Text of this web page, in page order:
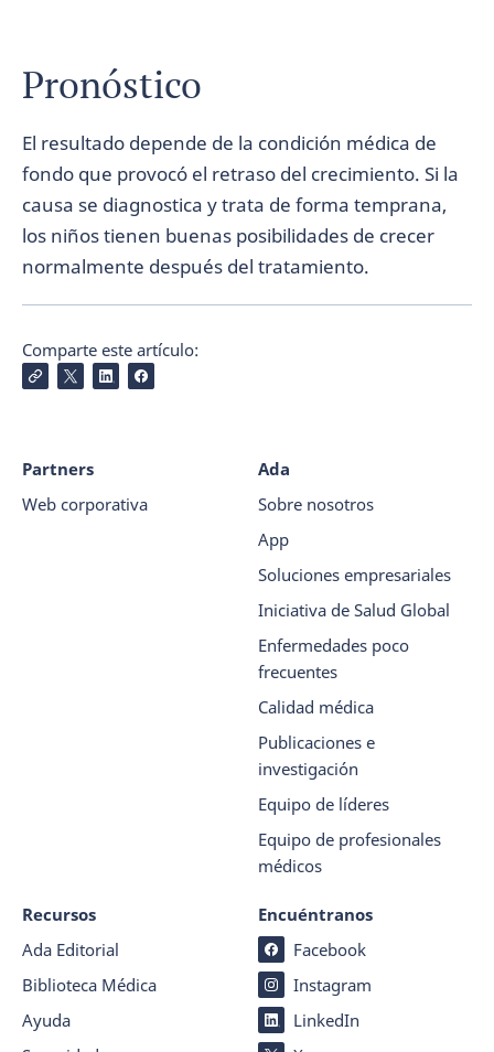
Pronóstico
El resultado depende de la condición médica de
fondo que provocó el retraso del crecimiento. Si la
causa se diagnostica y trata de forma temprana,
los niños tienen buenas posibilidades de crecer
normalmente después del tratamiento.
Comparte este artículo:
Partners
Web corporativa
Ada
Sobre nosotros
App
Soluciones empresariales
Iniciativa de Salud Global
Enfermedades poco
frecuentes
Calidad médica
Publicaciones e
investigación
Equipo de líderes
Equipo de profesionales
médicos
Recursos
Ada Editorial
Biblioteca Médica
Ayuda
Encuéntranos
Facebook
Instagram
LinkedIn